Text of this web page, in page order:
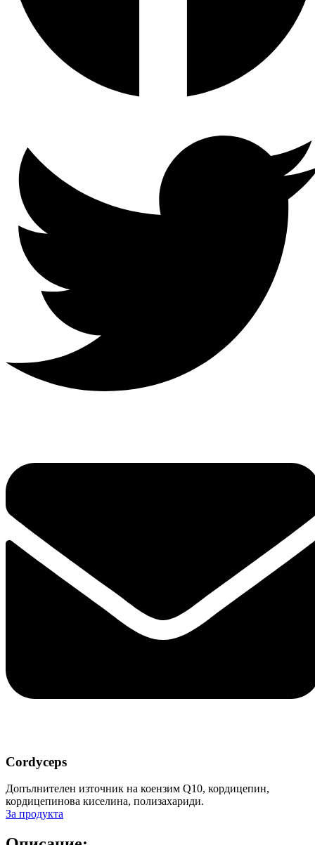
Cordyceps
Допълнителен източник на коензим Q10, кордицепин,
кордицепинова киселина, полизахариди.
За продукта